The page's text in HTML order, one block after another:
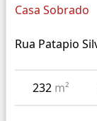
Casa Sobrado
Rua Patapio
232 m²